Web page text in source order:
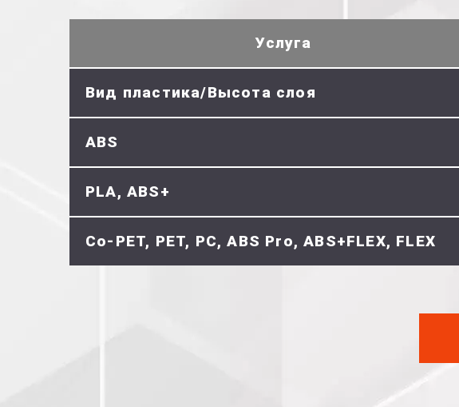
Услуга
Вид пластика/Высота слоя
ABS
PLA, ABS+
Co-PET, PET, PC, ABS Pro, ABS+FLEX, FLEX